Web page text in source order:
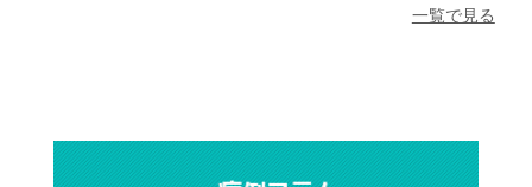
一覧で見る